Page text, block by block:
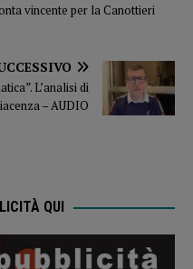
vincente per la Canottieri
L’analisi di
– AUDIO
QUI